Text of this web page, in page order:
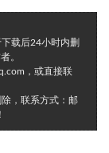
载后24小时内删
。
，或直接联
，联系方式：邮